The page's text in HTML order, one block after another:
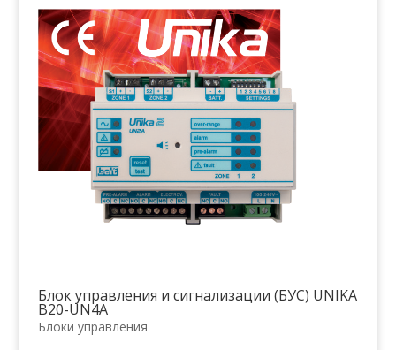
Блок управления и сигнализации (БУС) UNIKA
B20-UN4A
Блоки управления